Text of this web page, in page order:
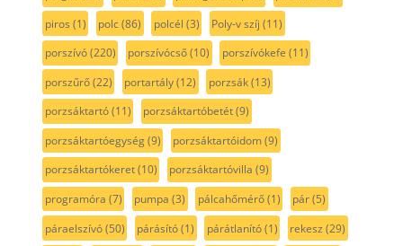
piros (1) polc(86) polcél (3) Poly-v szíj (11)
porszívó(220) porszívócső(10) porszívókefe (11)
porszűrő(22) portartály(12) porzsák(13)
porzsáktartó(11) porzsáktartóbetét(9)
porzsáktartóegység(9) porzsáktartóidom(9)
porzsáktartókeret(10) porzsáktartóvilla (9)
programóra (7) pumpa (3) pálcahőmérő(1) pár(5)
páraelszívó(50) párásító(1) párátlanító(1) rekesz (29)